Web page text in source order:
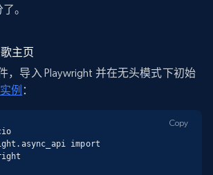
。
主页
，导入 Playwright 并在无头模式下初始
例 ：
import
Copy